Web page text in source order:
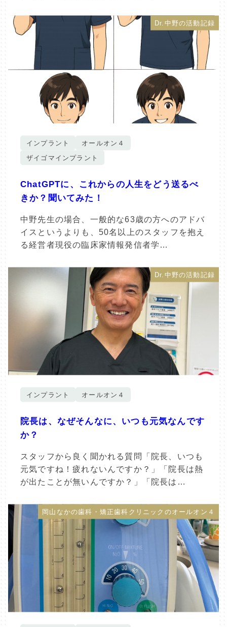
Dr.中野の活動記録
インプラント
オールオン４
ザイゴマインプラント
ChatGPTに、これからの人生をどう送るべ
きか？聞いてみた！
中野先生の場合、一般的な63歳の方へのアドバ
イスというよりも、50名以上のスタッフを抱え
る経営者現役の臨床家情報発信者学…
Dr.中野の活動記録
インプラント オールオン４
院長は、なぜそんなに、いつも元気なんです
か？
スタッフから良く聞かれる質問「院長、いつも
元気ですね！疲れないんですか？」「院長は熱
が出たことが無いんですか？」「院長は…
岡山なかの歯科・矯正歯科クリニックのオールオン４